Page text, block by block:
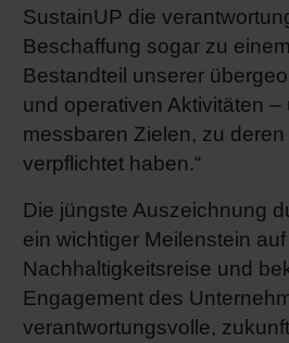
SustainUP die
Beschaffung sogar zu
Bestandteil unserer
und operativen Aktivitäten –
messbaren Zielen, zu
verpflichtet haben.“
Die jüngste Auszeichnung
ein wichtiger Meilenstein
Nachhaltigkeitsreise und
Engagement des
verantwortungsvolle,